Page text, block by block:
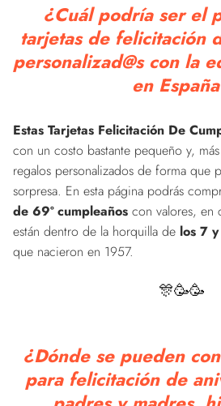
¿Cuál podría ser el
tarjetas de felicitación
personalizad@s con la
en
Estas Tarjetas Felicitación De
con un costo bastante pequeño y,
regalos personalizados de forma que
sorpresa. En esta página podrás
de 69º cumpleaños con valores, en
están dentro de la horquilla de los 7
que nacieron en 1957.
🎊🥳🥳
¿Dónde se pueden
para felicitación de